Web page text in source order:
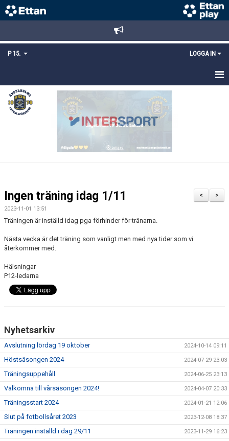
P 15. LOGGA IN
HEM
TRUPPEN
MEDLEMSANMÄLAN
>
<
Ingen träning idag 1/11
2023-11-01 13:51
Träningen är inställd idag pga förhinder för tränarna.
Nästa vecka är det träning som vanligt men med nya tider som vi
återkommer med.
Hälsningar
P12-ledarna
Nyhetsarkiv
Avslutning lördag 19 oktober 2024-10-14 09:11
Höstsäsongen 2024 2024-07-29 23:03
Träningsuppehåll 2024-06-25 23:13
Välkomna till vårsäsongen 2024! 2024-04-07 20:33
Träningsstart 2024 2024-01-21 12:06
Slut på fotbollsåret 2023 2023-12-08 18:37
Träningen inställd i dag 29/11 2023-11-29 16:23